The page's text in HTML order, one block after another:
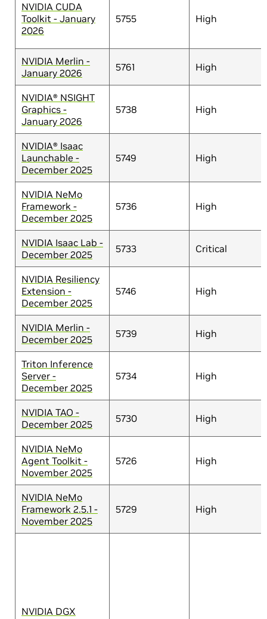
NVIDIA CUDA
Toolkit - January
2026
5755 High
NVIDIA Merlin -
January 2026
5761 High
NVIDIA® NSIGHT
Graphics -
January 2026
5738 High
NVIDIA® Isaac
Launchable -
December 2025
5749 High
NVIDIA NeMo
Framework -
December 2025
5736 High
NVIDIA Isaac Lab -
December 2025
5733 Critical
NVIDIA Resiliency
Extension -
December 2025
5746 High
NVIDIA Merlin -
December 2025
5739 High
Triton Inference
Server -
December 2025
5734 High
NVIDIA TAO -
December 2025
5730 High
NVIDIA NeMo
Agent Toolkit -
November 2025
5726 High
NVIDIA NeMo
Framework 2.5.1 -
November 2025
5729 High
NVIDIA DGX